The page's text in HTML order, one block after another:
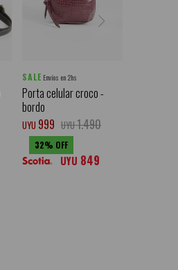
SALE Envíos en 2hs
Porta celular croco -
bordo
UYU 999 UYU1.490
32
UYU 849